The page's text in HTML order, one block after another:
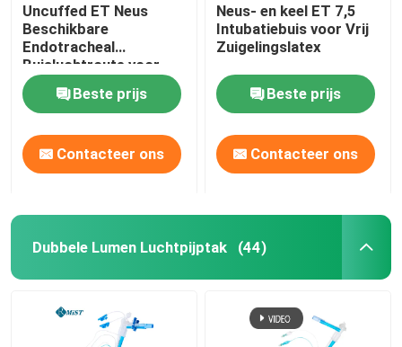
Uncuffed ET Neus
Beschikbare
Endotracheal
Buisluchtroute voor
Chirurgische OEM
Beste prijs
Contacteer ons
Neus- en keel ET 7,5
Intubatiebuis voor Vrij
Zuigelingslatex
Beste prijs
Contacteer ons
Dubbele Lumen Luchtpijptak (44)